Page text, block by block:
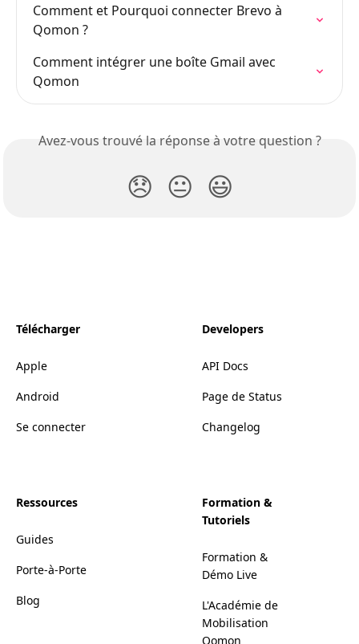
Comment et Pourquoi connecter Brevo à
Qomon ?
Comment intégrer une boîte Gmail avec
Qomon
Avez-vous trouvé la réponse à votre question ?
😞 😐 😃
Télécharger
Apple
Android
Se connecter
Developers
API Docs
Page de Status
Changelog
Ressources
Guides
Porte-à-Porte
Blog
Formation &
Tutoriels
Formation &
Démo Live
L'Académie de
Mobilisation
Qomon